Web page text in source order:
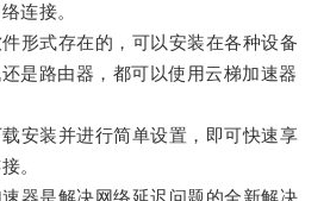
连接。
式存在的，可以安装在各种设备
是路由器，都可以使用云梯加速器
装并进行简单设置，即可快速享
。